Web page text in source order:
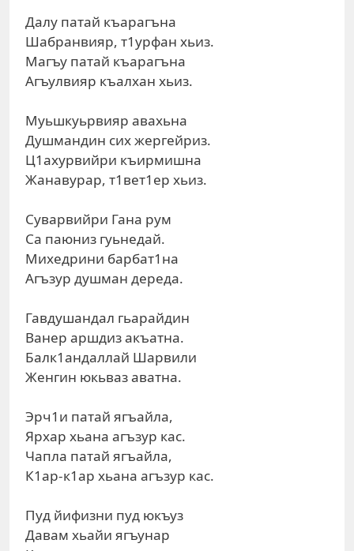
Далу патай къарагъна
Шабранвияр, т1урфан хьиз.
Магъу патай къарагъна
Агъулвияр къалхан хьиз.
Муьшкуьрвияр авахьна
Душмандин сих жергейриз.
Ц1ахурвийри къирмишна
Жанавурар, т1вет1ер хьиз.
Суварвийри Гана рум
Са паюниз гуьнедай.
Михедрини барбат1на
Агъзур душман дереда.
Гавдушандал гьарайдин
Ванер аршдиз акъатна.
Балк1андаллай Шарвили
Женгин юкьваз аватна.
Эрч1и патай ягъайла,
Ярхар хьана агъзур кас.
Чапла патай ягъайла,
К1ар-к1ар хьана агъзур кас.
Пуд йифизни пуд юкъуз
Давам хьайи ягъунар